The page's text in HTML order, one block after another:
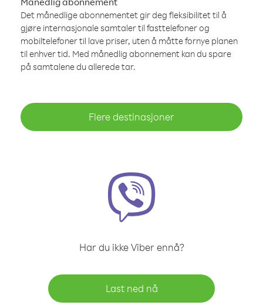
Det månedlige abonnementet gir deg fleksibilitet til å
gjøre internasjonale samtaler til fasttelefoner og
mobiltelefoner til lave priser, uten å måtte fornye planen
til enhver tid. Med månedlig abonnement kan du spare
på samtalene du allerede tar.
Flere destinasjoner
Har du ikke Viber ennå?
Last ned nå